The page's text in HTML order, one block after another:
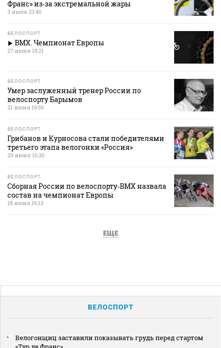
Франс» из‑за экстремальной жары
3 июля 23:40
ВЕЛОСПОРТ
BMX. Чемпионат Европы
27 июня 18:21
ВЕЛОСПОРТ
Умер заслуженный тренер России по
велоспорту Барымов
21 июня 16:56
ВЕЛОСПОРТ
Грибанов и Курносова стали победителями
третьего этапа велогонки «Россия»
20 июня 16:30
ВЕЛОСПОРТ
Сборная России по велоспорту‑BMX назвала
состав на чемпионат Европы
18 июня 16:13
ЕЩЕ
ВЕЛОСПОРТ
Велогонщиц заставили показывать грудь перед стартом